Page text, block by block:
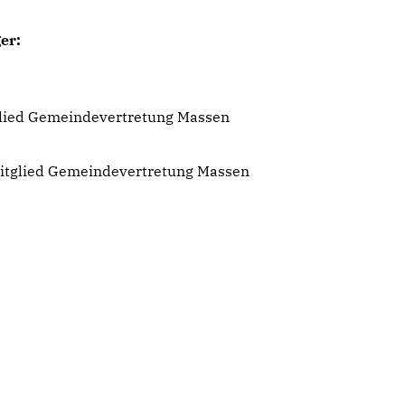
Gemeindevertretung Massen
Gemeindevertretung Massen